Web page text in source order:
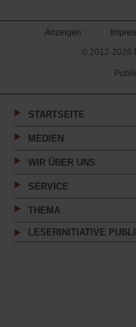
Anzeigen
© 2012-2026
STARTSEITE
MEDIEN
WIR ÜBER UNS
SERVICE
THEMA
LESERINITIATIVE